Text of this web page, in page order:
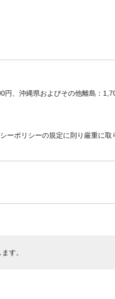
、沖縄県およびその他離島：
ポリシーの規定に則り厳重に取
す。